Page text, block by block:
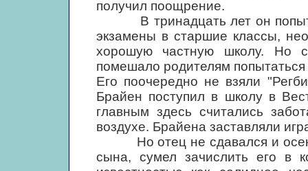
получил поощрение.
В тринадцать лет он
экзамены в старшие классы,
хорошую частную школу. Но
помешало родителям
Его поочередно не взяли
Брайен поступил в школу в
главным здесь считались
воздухе. Брайена заставляли
Но отец не сдавался и
сына, сумел зачислить его в